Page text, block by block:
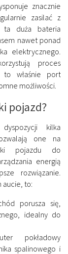
znacznie
zasilać z
ta duża bateria
nawet ponad
elektrycznego.
proces
to właśnie port
możliwości.
pojazd?
kilka
one na
pojazdu do
energią
rozwiązanie.
aucie, to:
porusza się,
idealny do
pokładowy
spalinowego i